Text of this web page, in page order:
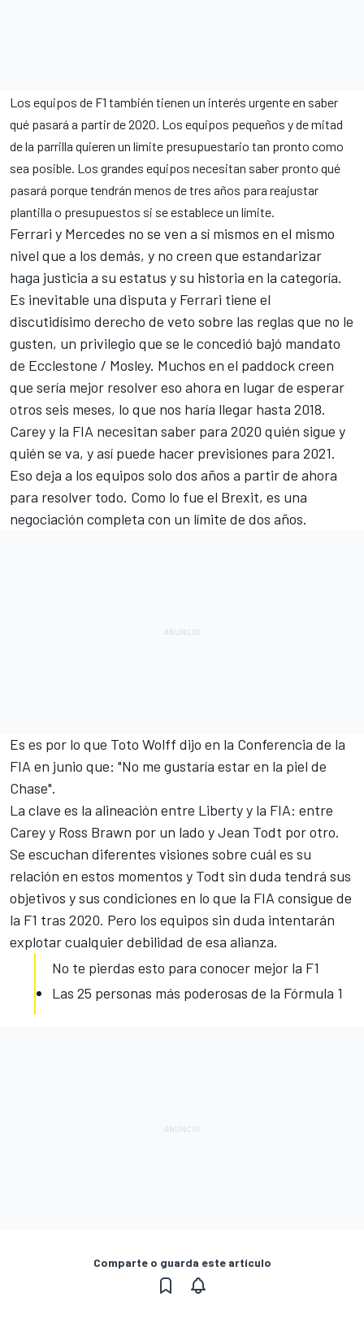
Los equipos de F1 también tienen un interés urgente en saber
qué pasará a partir de 2020 . Los equipos pequeños y de mitad
de la parrilla quieren un límite presupuestario tan pronto como
sea posible. Los grandes equipos necesitan saber pronto qué
pasará porque tendrán menos de tres años para reajustar
plantilla o presupuestos si se establece un límite.
Ferrari y Mercedes no se ven a sí mismos en el mismo
nivel que a los demás, y no creen que estandarizar
haga justicia a su estatus y su historia en la categoría.
Es inevitable una disputa y Ferrari tiene el
discutidísimo derecho de veto sobre las reglas que no le
gusten, un privilegio que se le concedió bajó mandato
de Ecclestone / Mosley. Muchos en el paddock creen
que sería mejor resolver eso ahora en lugar de esperar
otros seis meses, lo que nos haría llegar hasta 2018.
Carey y la FIA necesitan saber para 2020 quién sigue y
quién se va, y así puede hacer previsiones para 2021.
Eso deja a los equipos solo dos años a partir de ahora
para resolver todo. Como lo fue el Brexit, es una
negociación completa con un límite de dos años.
Es es por lo que Toto Wolff dijo en la Conferencia de la
FIA en junio que: "No me gustaría estar en la piel de
Chase".
La clave es la alineación entre Liberty y la FIA: entre
Carey y Ross Brawn por un lado y Jean Todt por otro.
Se escuchan diferentes visiones sobre cuál es su
relación en estos momentos y Todt sin duda tendrá sus
objetivos y sus condiciones en lo que la FIA consigue de
la F1 tras 2020. Pero los equipos sin duda intentarán
explotar cualquier debilidad de esa alianza.
No te pierdas esto para conocer mejor la F1
Las 25 personas más poderosas de la Fórmula 1
Comparte o guarda este artículo